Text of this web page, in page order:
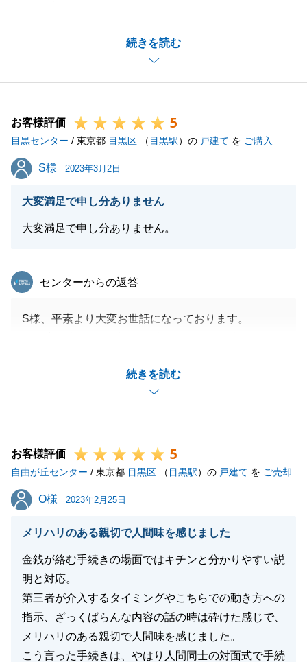
続きを読む
大変嬉しく思っております。
ご契約からお引渡までお忙しい中だったかと存じます
が、こちらからの依頼にも、いつもスピーディーに対
お兄様へのお取次ぎも誠にありがとうございました。
また今後、ご自身や親族の方、知人・友人等で不動産
についてお困りの方がいらっしゃいましたら、お気軽
にご相談いただけますと幸いです。
今後ともどうぞよろしくお願い申し上げます。
お客様評価 5
目黒センター / 東京都 目黒区 （ 目黒駅）の 戸建て を ご購入
S様
S様 2023年3月2日
大変満足で申し分ありません
大変満足で申し分ありません。
続きを読む
東急リバブル
センターからの返答
S様、平素より大変お世話になっております。
今回S様ご夫妻が素敵な物件に巡り合う事ができたの
も、全てS様ご夫妻の迅速かつ適切なご判断のお陰か
と存じます。
な事でもご相談ください。
今後とも何卒よろしくお願い申し上げます。
閉じる
お客様評価 5
自由が丘センター / 東京都 目黒区 （ 目黒駅）の 戸建て を ご売却
O様
O様 2023年2月25日
メリハリのある親切で人間味を感じました
金銭が絡む手続きの場面ではキチンと分かりやすい説
明と対応。
第三者が介入するタイミングやこちらでの動き方への
指示、ざっくばらんな内容の話の時は砕けた感じで、
メリハリのある親切で人間味を感じました。
こう言った手続きは、やはり人間同士の対面式で手続